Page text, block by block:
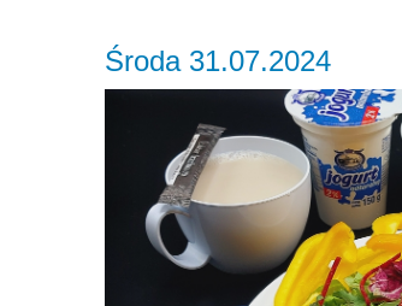
Środa 31.07.2024